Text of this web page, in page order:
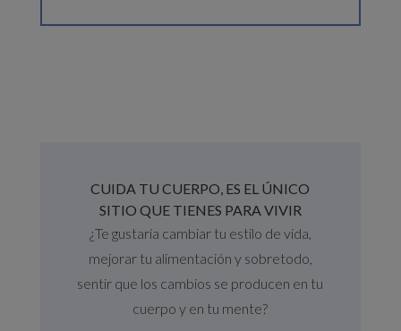
CUIDA TU CUERPO, ES EL ÚNICO
SITIO QUE TIENES PARA VIVIR
¿Te gustaría cambiar tu estilo de vida,
mejorar tu alimentación y sobretodo,
sentir que los cambios se producen en tu
cuerpo y en tu mente?